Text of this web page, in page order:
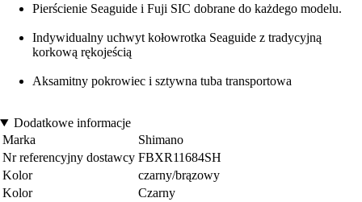
Pierścienie Seaguide i Fuji SIC dobrane do każdego modelu.
Indywidualny uchwyt kołowrotka Seaguide z tradycyjną
korkową rękojeścią
Aksamitny pokrowiec i sztywna tuba transportowa
Dodatkowe informacje
Marka
Shimano
Nr referencyjny dostawcy FBXR11684SH
Kolor
czarny/brązowy
Kolor
Czarny